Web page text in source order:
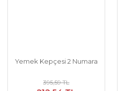
Yemek Kepçesi 2 Numara
395,59 TL